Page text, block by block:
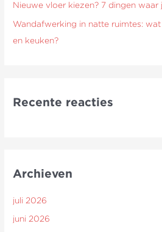
Nieuwe vloer kiezen? 7 dingen
Wandafwerking in natte ruimtes:
en keuken?
Recente reacties
Archieven
juli 2026
juni 2026